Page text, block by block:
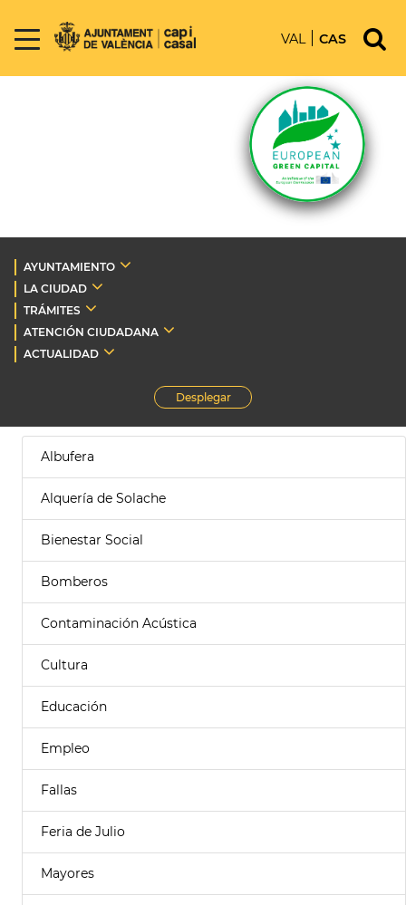
VAL CAS
AYUNTAMIENTO
LA CIUDAD
TRÁMITES
ATENCIÓN CIUDADANA
ACTUALIDAD
Desplegar
Albufera
Alquería de Solache
Bienestar Social
Bomberos
Contaminación Acústica
Cultura
Educación
Empleo
Fallas
Feria de Julio
Mayores